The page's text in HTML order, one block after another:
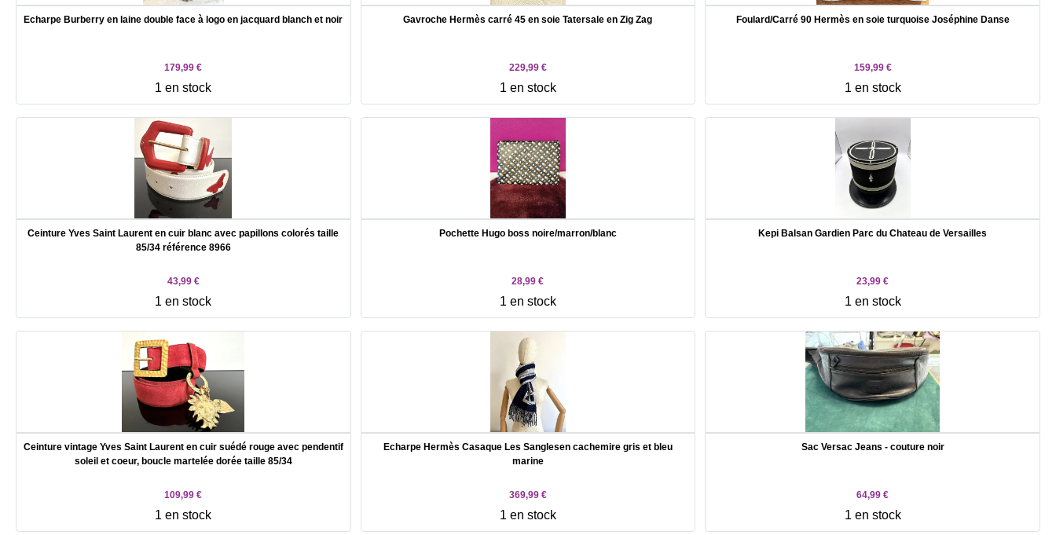
Echarpe Burberry en laine double face à logo en jacquard blanch et noir
179,99 €
1 en stock
Gavroche Hermès carré 45 en soie Tatersale en Zig Zag
229,99 €
1 en stock
Foulard/Carré 90 Hermès en soie turquoise Joséphine Danse
159,99 €
1 en stock
Ceinture Yves Saint Laurent en cuir blanc avec papillons colorés taille
85/34 référence 8966
43,99 €
1 en stock
Pochette Hugo boss noire/marron/blanc
28,99 €
1 en stock
Kepi Balsan Gardien Parc du Chateau de Versailles
23,99 €
1 en stock
Ceinture vintage Yves Saint Laurent en cuir suédé rouge avec pendentif
soleil et coeur, boucle martelée dorée taille 85/34
109,99 €
1 en stock
Echarpe Hermès Casaque Les Sanglesen cachemire gris et bleu
marine
369,99 €
1 en stock
Sac Versac Jeans - couture noir
64,99 €
1 en stock